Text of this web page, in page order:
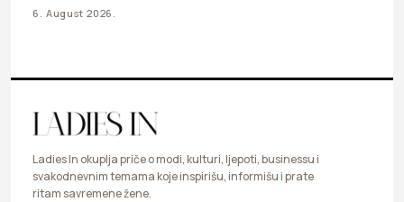
6. August 2026.
Ladies In okuplja priče o modi, kulturi, ljepoti, businessu i
svakodnevnim temama koje inspirišu, informišu i prate
ritam savremene žene.